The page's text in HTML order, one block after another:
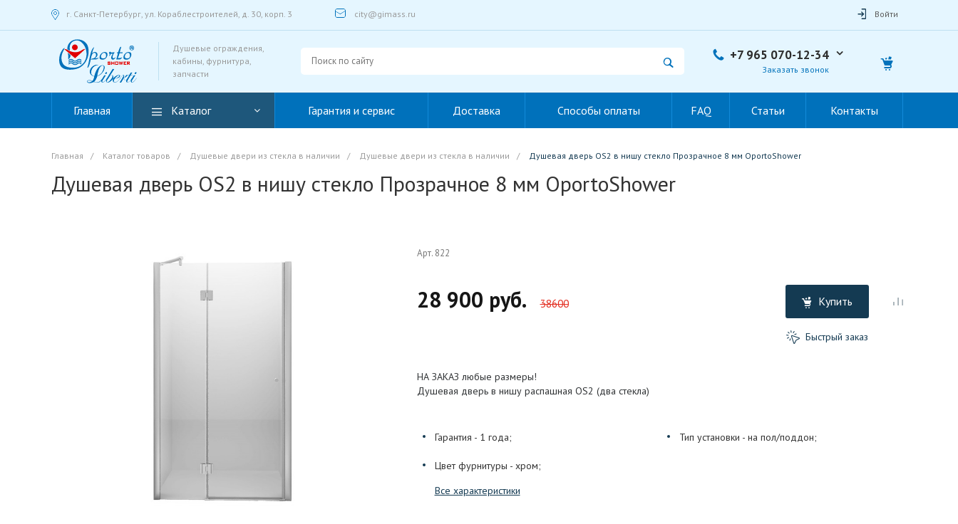
г. Санкт-Петербург, ул. Кораблестроителей, д. 30, корп. 3 city@gimass.ru Войти
Душевые ограждения,
кабины, фурнитура,
запчасти
+7 965 070-12-34
Заказать звонок
Главная Каталог Гарантия и сервис Доставка Способы оплаты FAQ Статьи Контакты
Главная / Каталог товаров / Душевые двери из стекла в наличии / Душевые двери из стекла в наличии / Душевая дверь OS2 в нишу стекло Прозрачное 8 мм OportoShower
Душевая дверь OS2 в нишу стекло Прозрачное 8 мм OportoShower
Арт. 822
28 900 руб. 38600 Купить
Быстрый заказ
НА ЗАКАЗ любые размеры!
Душевая дверь в нишу распашная OS2 (два стекла)
Гарантия - 1 года; Тип установки - на пол/поддон;
Цвет фурнитуры - хром;
Все характеристики